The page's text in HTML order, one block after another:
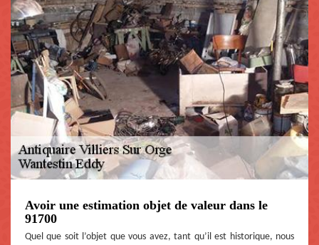
Avoir une estimation objet de valeur dans le
91700
Quel que soit l’objet que vous avez, tant qu’il est historique, nous